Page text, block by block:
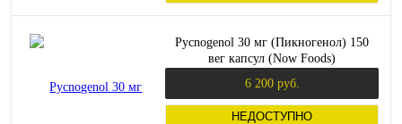
Pycnogenol 30 мг (Пикногенол) 150
вег капсул (Now Foods)
6 200 руб.
НЕДОСТУПНО